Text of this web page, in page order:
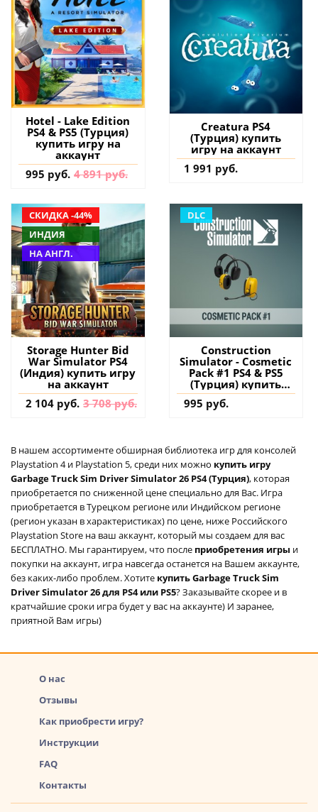
Hotel - Lake Edition
PS4 & PS5 (Турция)
купить игру на
аккаунт
995 руб. 4 891 руб.
Creatura PS4
(Турция) купить
игру на аккаунт
1 991 руб.
СКИДКА -44%
ИНДИЯ
НА АНГЛ.
Storage Hunter Bid
War Simulator PS4
(Индия) купить игру
на аккаунт
2 104 руб. 3 708 руб.
DLC
Construction
Simulator - Cosmetic
Pack #1 PS4 & PS5
(Турция) купить
дополнение на
аккаунт
995 руб.
В нашем ассортименте обширная библиотека игр для консолей
Playstation 4 и Playstation 5, среди них можно купить игру
Garbage Truck Sim Driver Simulator 26 PS4 (Турция), которая
приобретается по сниженной цене специально для Вас. Игра
приобретается в Турецком регионе или Индийском регионе
(регион указан в характеристиках) по цене, ниже Российского
Playstation Store на ваш аккаунт, который мы создаем для вас
БЕСПЛАТНО. Мы гарантируем, что после приобретения игры и
покупки на аккаунт, игра навсегда останется на Вашем аккаунте,
без каких-либо проблем. Хотите купить Garbage Truck Sim
Driver Simulator 26 для PS4 или PS5? Заказывайте скорее и в
кратчайшие сроки игра будет у вас на аккаунте) И заранее,
приятной Вам игры)
О нас
Отзывы
Как приобрести игру?
Инструкции
FAQ
Контакты